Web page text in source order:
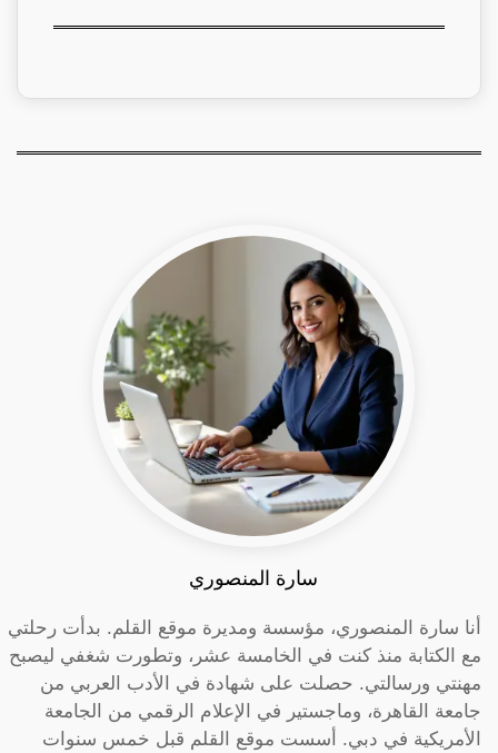
سارة المنصوري
أنا سارة المنصوري، مؤسسة ومديرة موقع القلم. بدأت رحلتي
مع الكتابة منذ كنت في الخامسة عشر، وتطورت شغفي ليصبح
مهنتي ورسالتي. حصلت على شهادة في الأدب العربي من
جامعة القاهرة، وماجستير في الإعلام الرقمي من الجامعة
الأمريكية في دبي. أسست موقع القلم قبل خمس سنوات